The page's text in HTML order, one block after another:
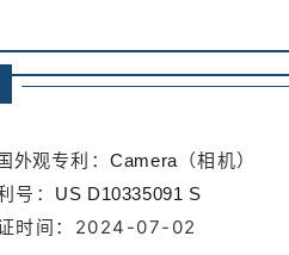
外观专利：Camera
（相机）
号： US D10335091 S
时间：2024-07-02